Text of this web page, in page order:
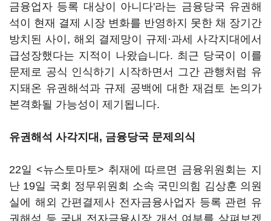
금융업자 등록 대상이 아니다'라는 금융당국 유권해
석이 현재 결제 시장 변화를 반영하지 못한 채 장기간
방치된 사이, 해외 결제망이 규제·과세 사각지대에서
급성장했다는 지적이 나왔습니다. 최근 당국이 이를
문제로 공식 인식하기 시작하면서 그간 관행처럼 유
지돼온 유권해석과 규제 공백에 대한 재검토 논의가
본격화될 가능성이 제기됩니다.
유권해석 사각지대, 금융당국 문제의식
22일 <뉴스토마토> 취재에 따르면 금융위원회는 지
난 19일 국회 정무위원회 소속 국민의힘 김상훈 의원
실에 해외 간편결제사 전자금융사업자 등록 관련 유
권해석 등 국내 전자금융시장 개선 여부를 살펴보겠